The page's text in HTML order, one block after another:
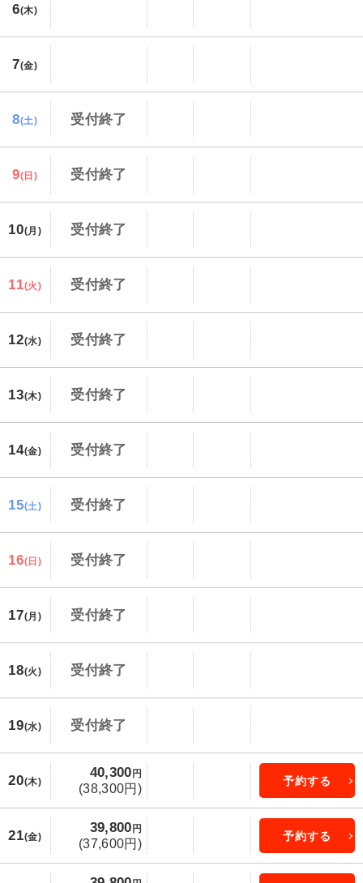
6(木)
7(金)
8(土) 受付終了
9(日) 受付終了
10(月) 受付終了
11(火) 受付終了
12(水) 受付終了
13(木) 受付終了
14(金) 受付終了
15(土) 受付終了
16(日) 受付終了
17(月) 受付終了
18(火) 受付終了
19(水) 受付終了
20(木)
40,300 円
(38,300円)
予約する
21(金)
39,800 円
(37,600円)
予約する